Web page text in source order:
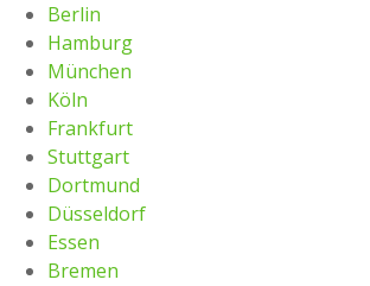
Berlin
Hamburg
München
Köln
Frankfurt
Stuttgart
Dortmund
Düsseldorf
Essen
Bremen